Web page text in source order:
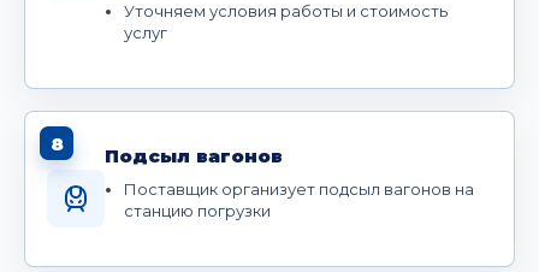
Уточняем условия работы и стоимость
услуг
8
Подсыл вагонов
Поставщик организует подсыл вагонов на
станцию погрузки